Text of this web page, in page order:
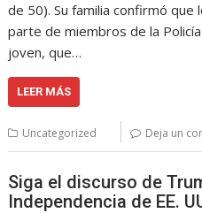
de 50). Su familia confirmó
parte de miembros de la
joven, que…
LEER MÁS
Uncategorized Deja un
Siga el discurso de
Independencia de EE.